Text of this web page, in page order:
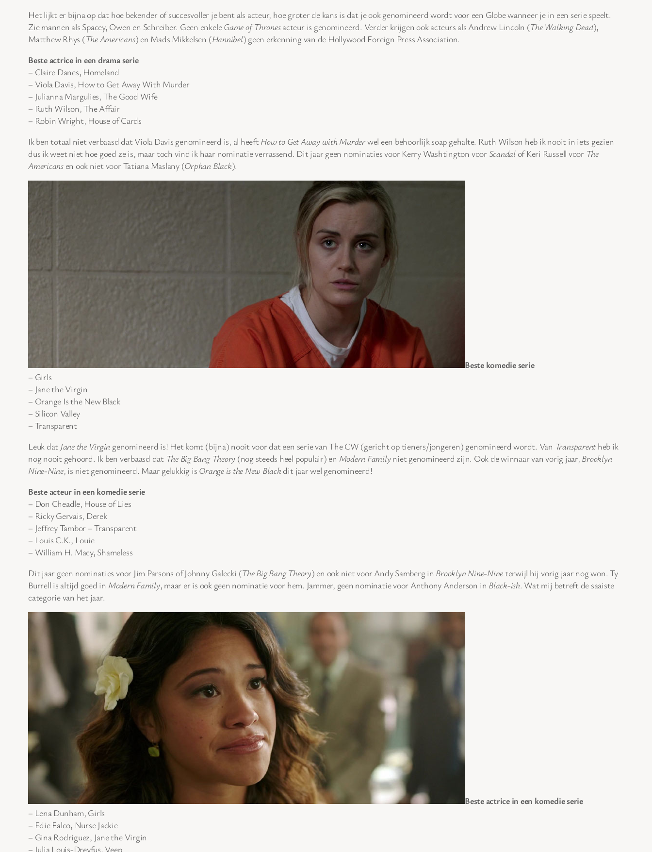
Het lijkt er bijna op dat hoe bekender of succesvoller je bent als acteur, hoe groter de kans is dat je ook genomineerd wordt voor een Globe wanneer je in een serie speelt.
Zie mannen als Spacey, Owen en Schreiber. Geen enkeleGame of Thronesacteur is genomineerd. Verder krijgen ook acteurs als Andrew Lincoln (The Walking Dead),
Matthew Rhys (The Americans) en Mads Mikkelsen (Hannibel) geen erkenning van de Hollywood Foreign Press Association.
Beste actrice in een drama serie
– Claire Danes, Homeland
– Viola Davis, How to Get Away With Murder
– Julianna Margulies, The Good Wife
– Ruth Wilson, The Affair
– Robin Wright, House of Cards
Ik ben totaal niet verbaasd dat Viola Davis genomineerd is, al heeft How to Get Away with Murderwel een behoorlijk soap gehalte. Ruth Wilson heb ik nooit in iets gezien
dus ik weet niet hoe goed ze is, maar toch vind ik haar nominatie verrassend. Dit jaar geen nominaties voor Kerry Washtington voor Scandalof Keri Russell voor The
Americansen ook niet voor Tatiana Maslany (Orphan Black).
Beste komedie serie
– Girls
– Jane the Virgin
– Orange Is the New Black
– Silicon Valley
– Transparent
Leuk dat Jane the Virgin genomineerd is! Het komt (bijna) nooit voor dat een serie van The CW (gericht op tieners/jongeren) genomineerd wordt. Van Transparent heb ik
nog nooit gehoord. Ik ben verbaasd dat The Big Bang Theory (nog steeds heel populair) en Modern Family niet genomineerd zijn. Ook de winnaar van vorig jaar, Brooklyn
Nine-Nine, is niet genomineerd. Maar gelukkig is Orange is the New Blackdit jaar wel genomineerd!
Beste acteur in een komedie serie
– Don Cheadle, House of Lies
– Ricky Gervais, Derek
– Jeffrey Tambor – Transparent
– Louis C.K., Louie
– William H. Macy, Shameless
Dit jaar geen nominaties voor Jim Parsons of Johnny Galecki (The Big Bang Theory) en ook niet voor Andy Samberg in Brooklyn Nine-Nineterwijl hij vorig jaar nog won. Ty
Burrell is altijd goed in Modern Family, maar er is ook geen nominatie voor hem. Jammer, geen nominatie voor Anthony Anderson in Black-ish. Wat mij betreft de saaiste
categorie van het jaar.
Beste actrice in een komedie serie
– Lena Dunham, Girls
– Edie Falco, Nurse Jackie
– Gina Rodriguez, Jane the Virgin
– Julia Louis-Dreyfus, Veep